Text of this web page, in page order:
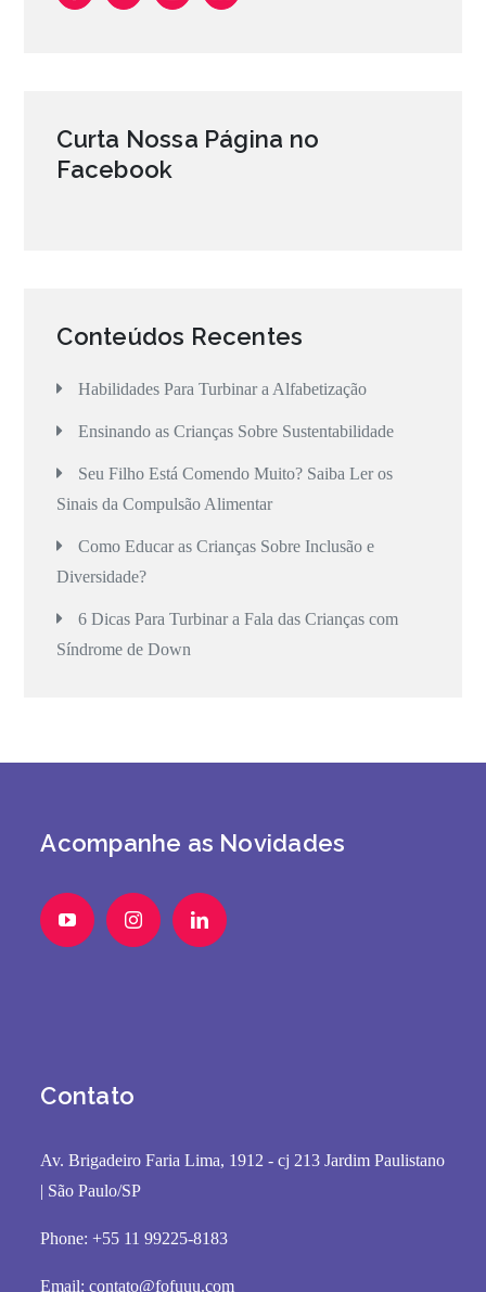
Curta Nossa Página no
Facebook
Conteúdos Recentes
Habilidades Para Turbinar a Alfabetização
Ensinando as Crianças Sobre Sustentabilidade
Seu Filho Está Comendo Muito? Saiba Ler os
Sinais da Compulsão Alimentar
Como Educar as Crianças Sobre Inclusão e
Diversidade?
6 Dicas Para Turbinar a Fala das Crianças com
Síndrome de Down
Acompanhe as Novidades
Contato
Av. Brigadeiro Faria Lima, 1912 - cj 213 Jardim Paulistano
| São Paulo/SP
Phone: +55 11 99225-8183
Email:contato@fofuuu.com